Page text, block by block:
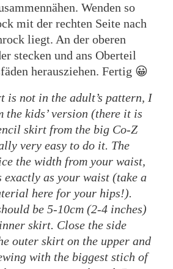
Wenden so
mit der rechten Seite nach
liegt. An der oberen
stecken und ans Oberteil
herausziehen. Fertig 😀
is not in the adult’s pattern, I
the kids’ version (there it is
skirt from the big Co-Z
very easy to do it. The
the width from your waist,
as your waist (take a
here for your hips!).
be 5-10cm (2-4 inches)
skirt. Close the side
outer skirt on the upper and
with the biggest stich of